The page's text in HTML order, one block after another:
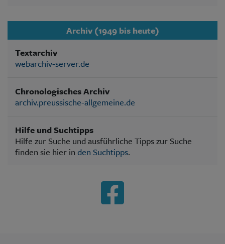
Archiv (1949 bis heute)
Textarchiv
webarchiv-server.de
Chronologisches Archiv
archiv.preussische-allgemeine.de
Hilfe und Suchtipps
Hilfe zur Suche und ausführliche Tipps zur Suche
finden sie hier in den Suchtipps.